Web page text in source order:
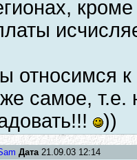
относимся
самое, т.е.
))
Дата21.09.03 12:14